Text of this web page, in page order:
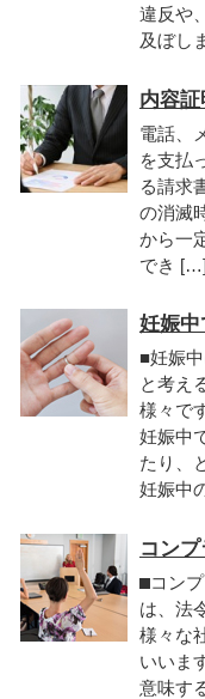
違反や
及ぼし
内容
電話、
を支払
る請求
の消滅
から一
でき […]
妊娠
■妊娠
と考え
様々で
妊娠中
たり、
妊娠中
コン
⬛︎コン
は、法
様々な
いいま
意味す